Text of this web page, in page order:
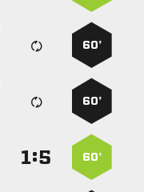
60’
60’
60’
: